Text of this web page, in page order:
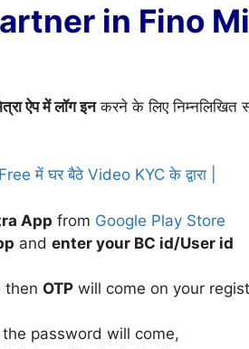
in Fino
ऐप में लॉग इनकरने के लिए निम्नलिखित
में घर बैठे Video KYC के द्वारा |
App from Google Play Store
and enter your BC id/User id
then OTP will come on your
password will come,